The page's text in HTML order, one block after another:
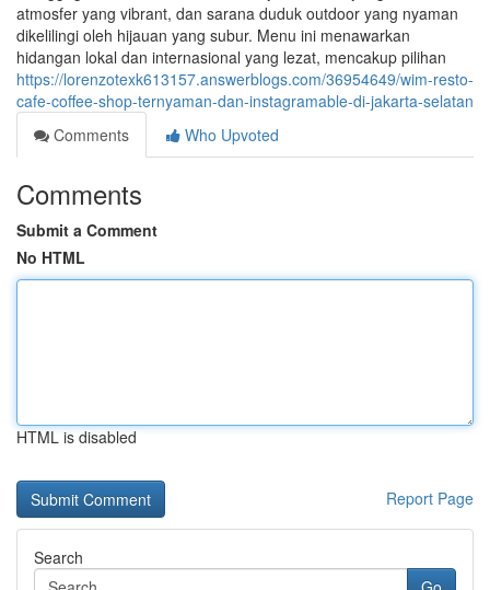
atmosfer yang vibrant, dan sarana duduk outdoor yang nyaman
dikelilingi oleh hijauan yang subur. Menu ini menawarkan
hidangan lokal dan internasional yang lezat, mencakup pilihan
https://lorenzotexk613157.answerblogs.com/36954649/wim-resto-
cafe-coffee-shop-ternyaman-dan-instagramable-di-jakarta-selatan
Comments
Who Upvoted
Comments
Submit a Comment
No HTML
HTML is disabled
Report Page
Search